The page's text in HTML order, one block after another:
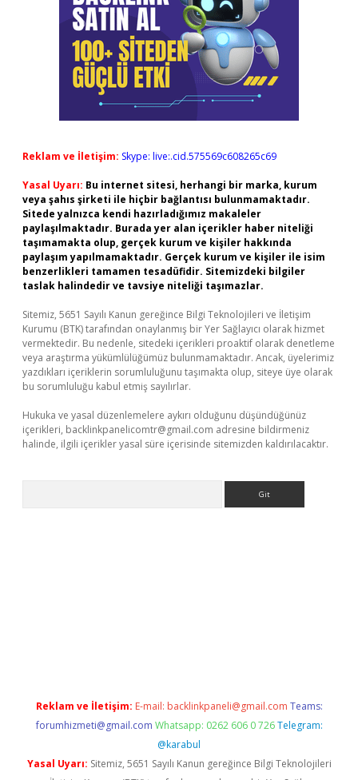
Reklam ve İletişim: Skype: live:.cid.575569c608265c69
Yasal Uyarı: Bu internet sitesi, herhangi bir marka, kurum
veya şahıs şirketi ile hiçbir bağlantısı bulunmamaktadır.
Sitede yalnızca kendi hazırladığımız makaleler
paylaşılmaktadır. Burada yer alan içerikler haber niteliği
taşımamakta olup, gerçek kurum ve kişiler hakkında
paylaşım yapılmamaktadır. Gerçek kurum ve kişiler ile isim
benzerlikleri tamamen tesadüfidir. Sitemizdeki bilgiler
taslak halindedir ve tavsiye niteliği taşımazlar.
Sitemiz, 5651 Sayılı Kanun gereğince Bilgi Teknolojileri ve İletişim
Kurumu (BTK) tarafından onaylanmış bir Yer Sağlayıcı olarak hizmet
vermektedir. Bu nedenle, sitedeki içerikleri proaktif olarak denetleme
veya araştırma yükümlülüğümüz bulunmamaktadır. Ancak, üyelerimiz
yazdıkları içeriklerin sorumluluğunu taşımakta olup, siteye üye olarak
bu sorumluluğu kabul etmiş sayılırlar.
Hukuka ve yasal düzenlemelere aykırı olduğunu düşündüğünüz
içerikleri, backlinkpanelicomtr@gmail.com adresine bildirmeniz
halinde, ilgili içerikler yasal süre içerisinde sitemizden kaldırılacaktır.
Reklam ve İletişim: E-mail: backlinkpaneli@gmail.com Teams:
forumhizmeti@gmail.com Whatsapp: 0262 606 0 726 Telegram:
@karabul
Yasal Uyarı: Sitemiz, 5651 Sayılı Kanun gereğince Bilgi Teknolojileri